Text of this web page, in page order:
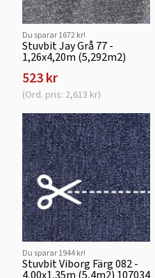
Du sparar 1672 kr!
Stuvbit Jay Grå 77 -
1,26x4,20m (5,292m2)
523 kr
(Ord. pris: 2,613 kr)
Du sparar 1944 kr!
Stuvbit Viborg Färg 082 -
4,00x1,35m (5,4m2) 107034